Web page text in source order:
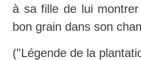
à sa fille de lui
bon grain dans son
("Légende de la